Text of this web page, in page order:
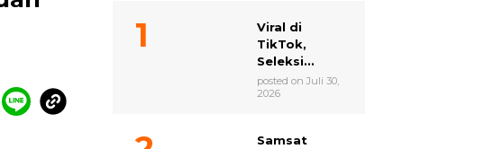
Viral di
TikTok,
Seleksi...
posted on Juli 30,
2026
Samsat